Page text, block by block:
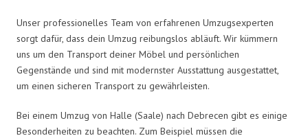
Unser professionelles Team von erfahrenen Umzugsexperten
sorgt dafür, dass dein Umzug reibungslos abläuft. Wir kümmern
uns um den Transport deiner Möbel und persönlichen
Gegenstände und sind mit modernster Ausstattung ausgestattet,
um einen sicheren Transport zu gewährleisten.
Bei einem Umzug von Halle (Saale) nach Debrecen gibt es einige
Besonderheiten zu beachten. Zum Beispiel müssen die